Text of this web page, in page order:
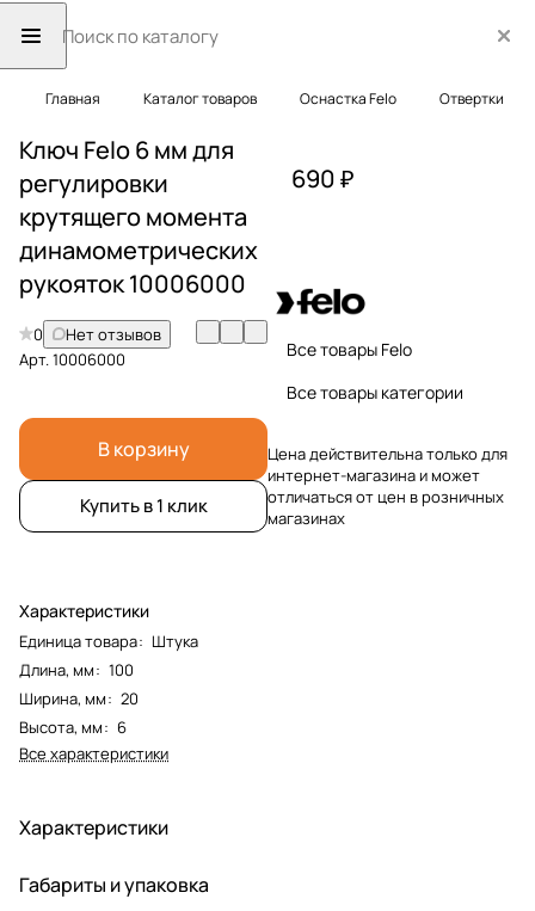
Главная Каталог товаров Оснастка Felo Отвертки
Ключ Felo 6 мм для
регулировки
крутящего момента
динамометрических
рукояток 10006000
0
Нет отзывов
Арт.10006000
В корзину
Купить в 1 клик
Характеристики
Единица товара: Штука
Длина, мм: 100
Ширина, мм: 20
Высота, мм: 6
Все характеристики
690 ₽
Все товары Felo
Все товары категории
Цена действительна только для
интернет-магазина и может
отличаться от цен в розничных
магазинах
Характеристики
Габариты и упаковка